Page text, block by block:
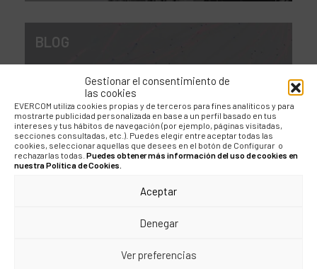
Gestionar el consentimiento de
las cookies
EVERCOM utiliza cookies propias y de terceros para fines analíticos y para
mostrarte publicidad personalizada en base a un perfil basado en tus
intereses y tus hábitos de navegación (por ejemplo, páginas visitadas,
secciones consultadas, etc.). Puedes elegir entre aceptar todas las
cookies, seleccionar aquellas que desees en el botón de Configurar o
rechazarlas todas. Puedes obtener más información del uso de cookies en
nuestra Política de Cookies.
Aceptar
Denegar
Ver preferencias
BLOG
Retos de las nuevas
tecnologías en el
ámbito de la salud